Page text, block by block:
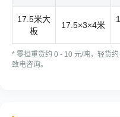
17.5米大
板
17.5×3×4米
* 零担重货约 0 - 10 元/吨，轻货
致电咨询。